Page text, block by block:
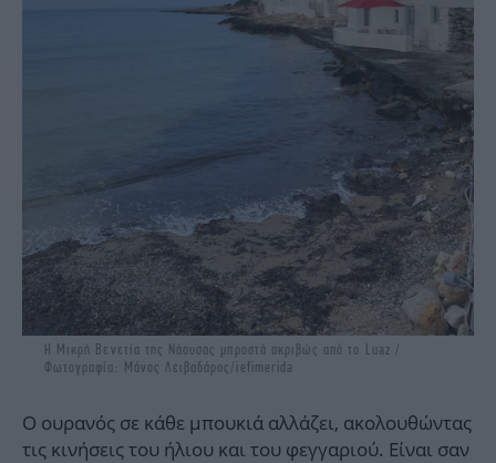
Η Μικρή Βενετία της Νάουσας μπροστά ακριβώς από το Luaz /
Φωτογραφία: Μάνος Λειβαδάρος/iefimerida
Ο ουρανός σε κάθε μπουκιά αλλάζει, ακολουθώντας
τις κινήσεις του ήλιου και του φεγγαριού. Είναι σαν